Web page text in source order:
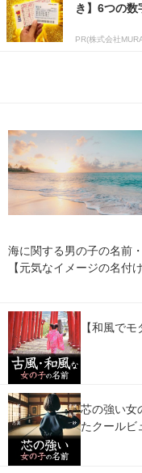
き】6つの
PR(株式会社
海に関する男の子の名前
【元気なイメージの名付け
【和風で
芯の強い女
たクールビ